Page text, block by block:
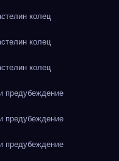
колец
колец
колец
предубеждение
предубеждение
предубеждение